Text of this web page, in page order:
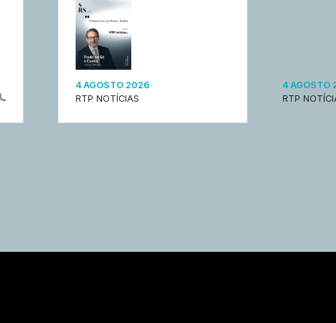
4 AGOSTO 2026
RTP NOTÍCIAS
4 AGOSTO
RTP